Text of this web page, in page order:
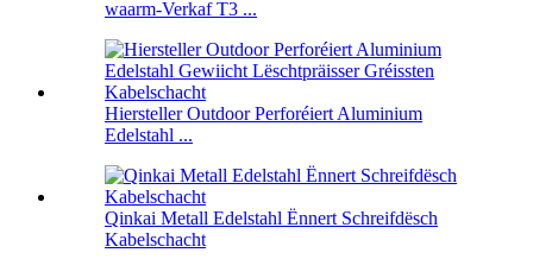
waarm-Verkaf T3 ...
Hiersteller Outdoor Perforéiert Aluminium
Edelstahl ...
Qinkai Metall Edelstahl Ënnert Schreifdësch
Kabelschacht